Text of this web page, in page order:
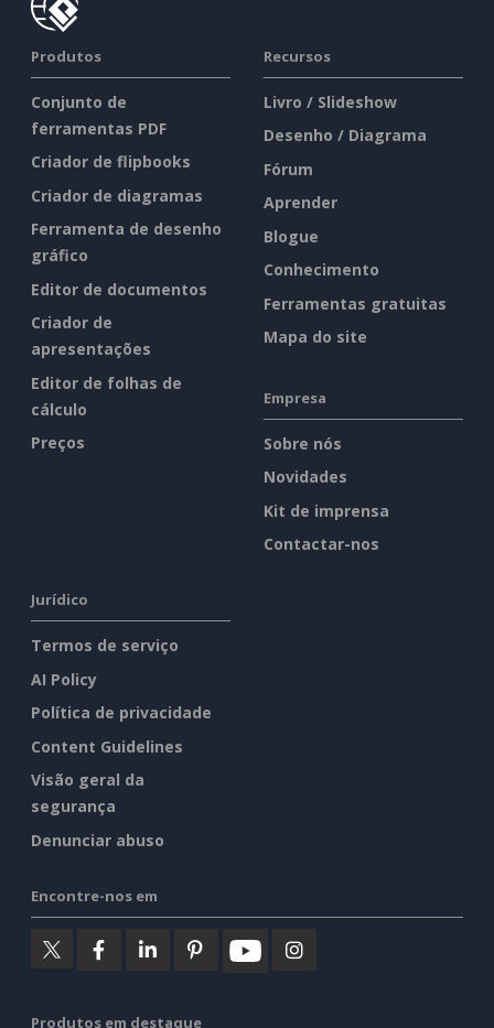
Produtos
Conjunto de
ferramentas PDF
Criador de flipbooks
Criador de diagramas
Ferramenta de desenho
gráfico
Editor de documentos
Criador de
apresentações
Editor de folhas de
cálculo
Preços
Recursos
Livro / Slideshow
Desenho / Diagrama
Fórum
Aprender
Blogue
Conhecimento
Ferramentas gratuitas
Mapa do site
Empresa
Sobre nós
Novidades
Kit de imprensa
Contactar-nos
Jurídico
Termos de serviço
AI Policy
Política de privacidade
Content Guidelines
Visão geral da
segurança
Denunciar abuso
Encontre-nos em
Produtos em destaque